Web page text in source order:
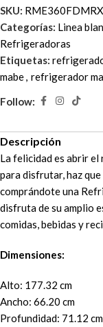
SKU:
Categorías: Linea
Refrigeradoras
Etiquetas:
mabe, refrigerador
Follow:
Descripción
La felicidad es abrir el
para disfrutar, haz
comprándote una
disfruta de su amplio
comidas, bebidas y
Dimensiones:
Alto: 177.32 cm
Ancho: 66.20 cm
Profundidad: 71.12 cm